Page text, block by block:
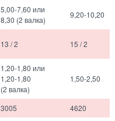
5,00-7,60 или
8,30 (2 валка)
9,20-10,20
13 / 2 15 / 2
1,20-1,80 или
1,20-1,80
(2 валка)
1,50-2,50
3005
4620